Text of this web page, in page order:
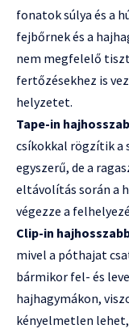
fonatok súlya és a
fejbőrnek és a
nem megfelelő
fertőzésekhez is
helyzetet.
Tape-in
csíkokkal rögzítik a
egyszerű, de a
eltávolítás során a
végezze a
Clip-in
mivel a póthajat
bármikor fel- és
hajhagymákon,
kényelmetlen